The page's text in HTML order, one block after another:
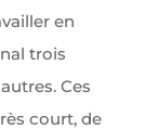
en
trois
Ces
court, de